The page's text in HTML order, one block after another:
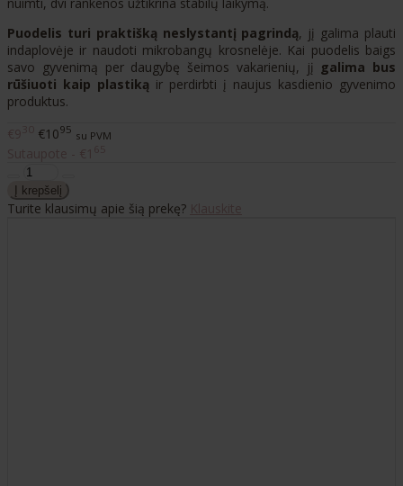
Puodelis turi praktišką neslystantį pagrindą, jį galima plauti
indaplovėje ir naudoti mikrobangų krosnelėje. Kai puodelis baigs
savo gyvenimą per daugybę šeimos vakarienių, jį galima bus
rūšiuoti kaip plastiką ir perdirbti į naujus kasdienio gyvenimo
produktus.
€1095 su PVM
Turite klausimų apie šią prekę?